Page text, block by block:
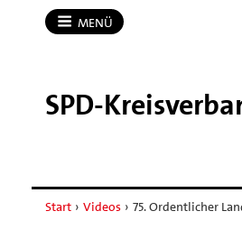
MENÜ
SPD-​
Start › Videos › 75. Ordentlicher